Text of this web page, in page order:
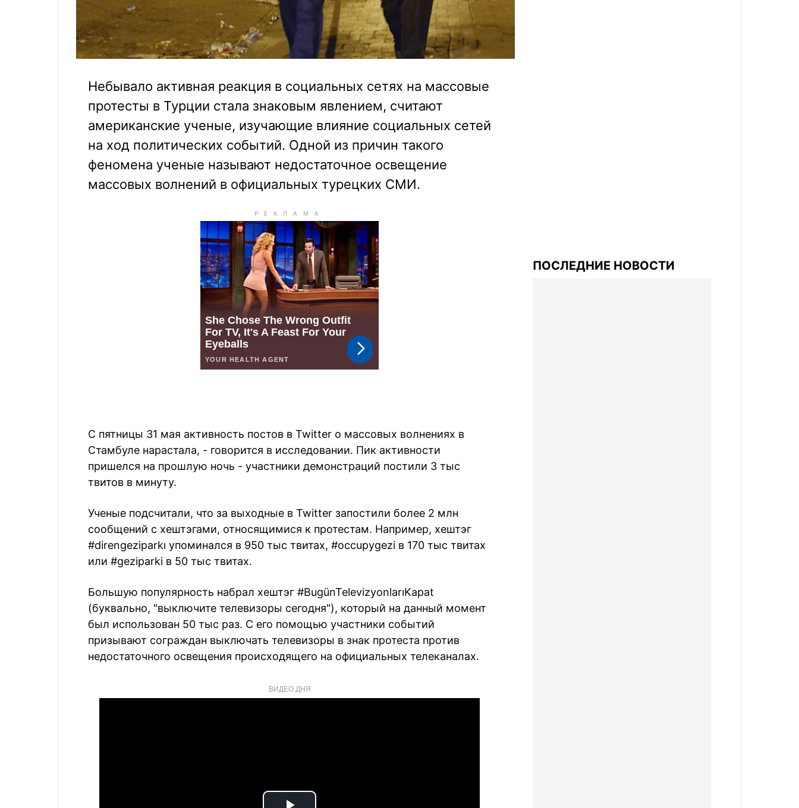
Небывало активная реакция в социальных сетях на массовые
протесты в Турции стала знаковым явлением, считают
американские ученые, изучающие влияние социальных сетей
на ход политических событий. Одной из причин такого
феномена ученые называют недостаточное освещение
массовых волнений в официальных турецких СМИ.
С пятницы 31 мая активность постов в Twitter о массовых волнениях в
Стамбуле нарастала, - говорится в исследовании. Пик активности
пришелся на прошлую ночь - участники демонстраций постили 3 тыс
твитов в минуту.
Ученые подсчитали, что за выходные в Twitter запостили более 2 млн
сообщений с хештэгами, относящимися к протестам. Например, хештэг
#direngeziparkı упоминался в 950 тыс твитах, #occupygezi в 170 тыс твитах
или #geziparki в 50 тыс твитах.
Большую популярность набрал хештэг #BugünTelevizyonlarıKapat
(буквально, "выключите телевизоры сегодня"), который на данный момент
был использован 50 тыс раз. С его помощью участники событий
призывают сограждан выключать телевизоры в знак протеста против
недостаточного освещения происходящего на официальных телеканалах.
ВИДЕО ДНЯ
ПОСЛЕДНИЕ НОВОСТИ